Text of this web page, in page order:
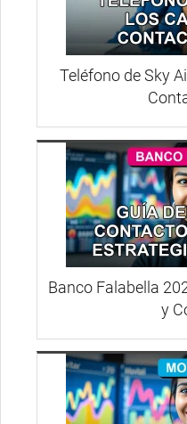
Teléfono de Sky
Banco Falabella
y